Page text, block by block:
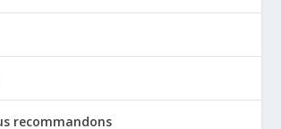
recommandons